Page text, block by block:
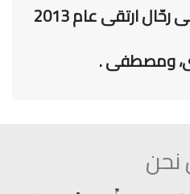
ارتقى عام 2013
ومصطفى .